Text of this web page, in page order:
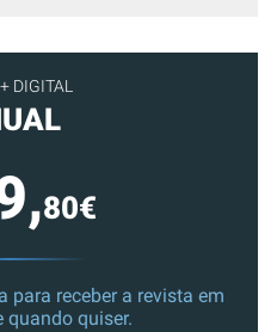
DIGITAL
80€
para receber a revista em
quando quiser.